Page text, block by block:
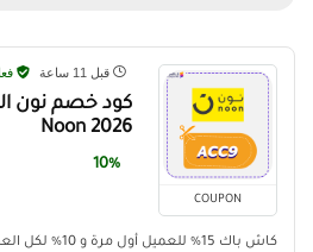
COUPON
قبل 11 ساعة
Noon 2026
10%
كاش باك 15% للعميل أول مرة و 10% لكل العملاء.